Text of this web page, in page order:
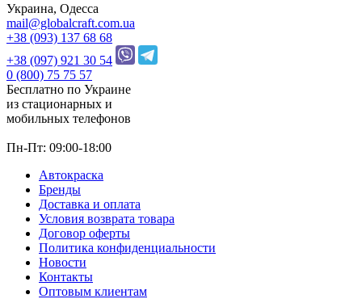
Украина, Одесса
mail@globalcraft.com.ua
+38 (093) 137 68 68
+38 (097) 921 30 54
0 (800) 75 75 57
Бесплатно по Украине
из стационарных и
мобильных телефонов
Пн-Пт: 09:00-18:00
Автокраска
Бренды
Доставка и оплата
Условия возврата товара
Договор оферты
Политика конфиденциальности
Новости
Контакты
Оптовым клиентам